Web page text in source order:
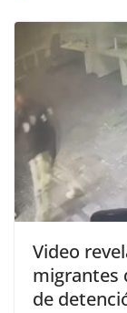
Video
migrantes
de